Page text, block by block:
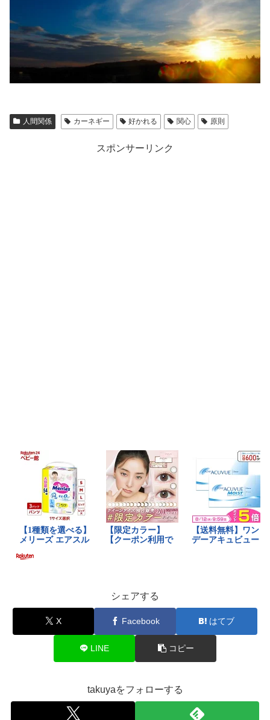
人間関係 カーネギー 好かれる 関心 原則
スポンサーリンク
シェアする
X Facebook はてブ
LINE コピー
takuyaをフォローする